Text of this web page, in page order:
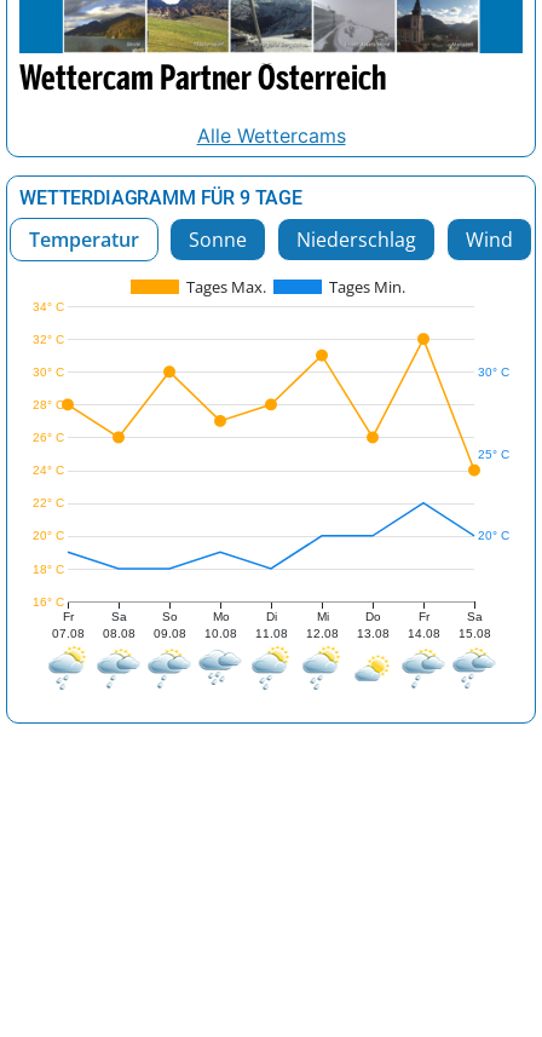
Wettercam Partner Österreich
Alle Wettercams
WETTERDIAGRAMM FÜR 9 TAGE
Temperatur Sonne Niederschlag Wind
Tages Max. Tages Min.
Fr
07.08
Sa
08.08
So
09.08
Mo
10.08
Di
11.08
Mi
12.08
Do
13.08
Fr
14.08
Sa
15.08
16° C
18° C
20° C
22° C
24° C
26° C
28° C
30° C
32° C
34° C
20° C
25° C
30° C